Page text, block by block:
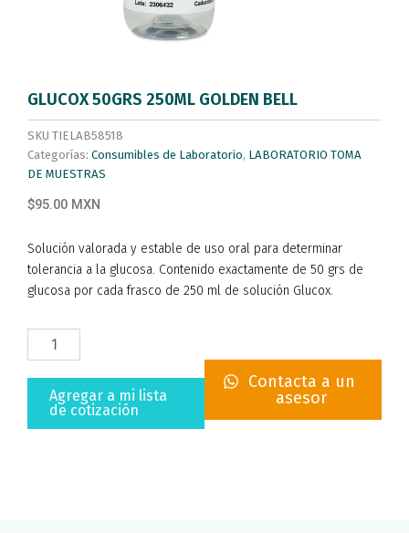
GLUCOX 50GRS 250ML GOLDEN BELL
SKU TIELAB58518
Categorías: Consumibles de Laboratorio, LABORATORIO TOMA
DE MUESTRAS
$95.00 MXN
Solución valorada y estable de uso oral para determinar
tolerancia a la glucosa. Contenido exactamente de 50 grs de
glucosa por cada frasco de 250 ml de solución Glucox.
GLUCOX
50GRS
GOLDEN
BELLAgregar a mi lista
de cotización
Contacta a un
asesor